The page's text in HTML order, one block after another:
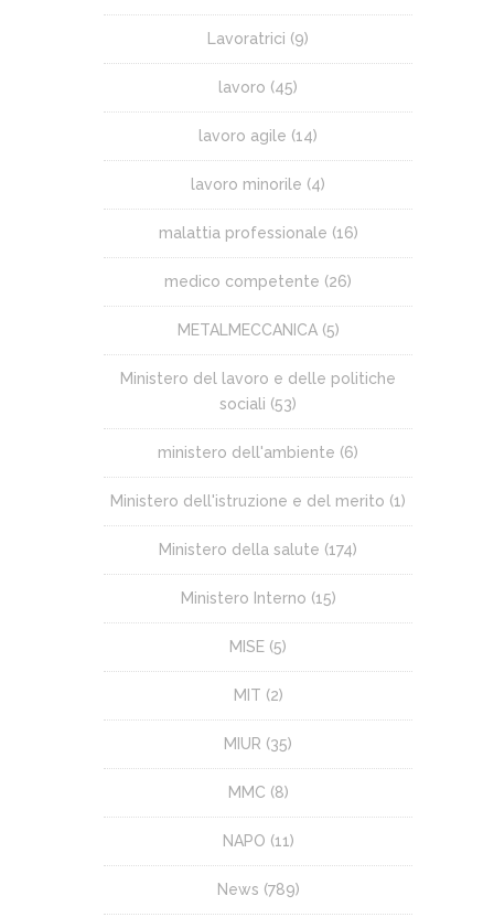
Lavoratrici (9)
lavoro (45)
lavoro agile (14)
lavoro minorile (4)
malattia professionale (16)
medico competente (26)
METALMECCANICA(5)
Ministero del lavoro e delle politiche
sociali (53)
ministero dell'ambiente (6)
Ministero dell'istruzione e del merito (1)
Ministero della salute (174)
Ministero Interno (15)
MISE (5)
MIT (2)
MIUR (35)
MMC (8)
NAPO (11)
News (789)